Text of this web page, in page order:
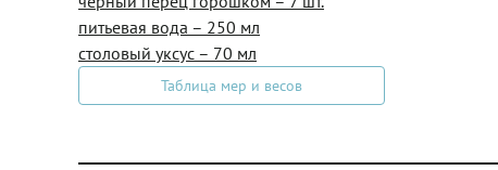
питьевая вода – 250 мл
столовый уксус – 70 мл
Таблица мер и весов